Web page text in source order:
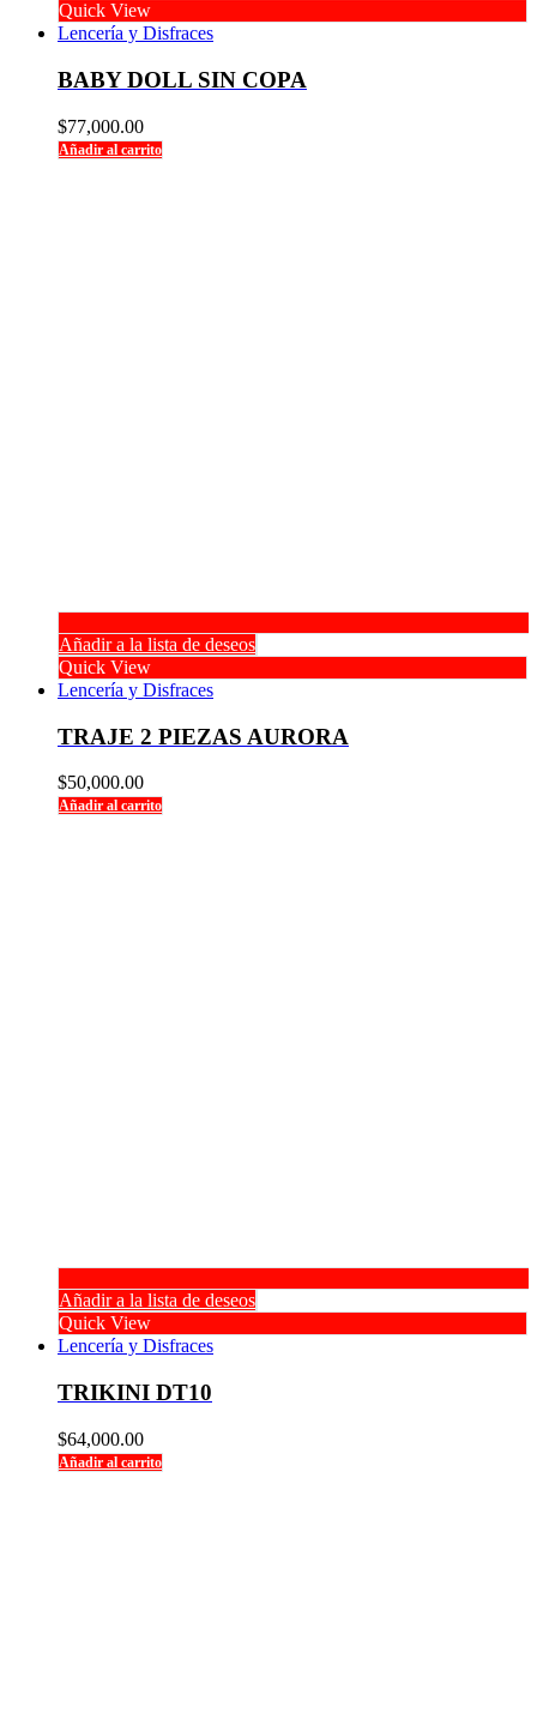
Quick View
Lencería y Disfraces
BABY DOLL SIN COPA
$77,000.00
Añadir al carrito
Añadir a la lista de deseos
Quick View
Lencería y Disfraces
TRAJE 2 PIEZAS AURORA
$50,000.00
Añadir al carrito
Añadir a la lista de deseos
Quick View
Lencería y Disfraces
TRIKINI DT10
$64,000.00
Añadir al carrito